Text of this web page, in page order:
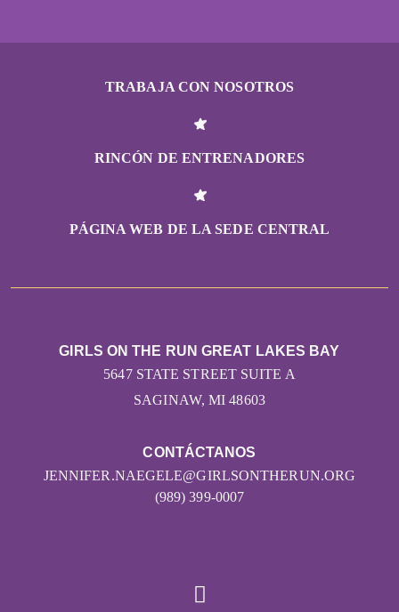
TRABAJA CON NOSOTROS
RINCÓN DE ENTRENADORES
PÁGINA WEB DE LA SEDE CENTRAL
CONTÁCTANOS
JENNIFER.NAEGELE@GIRLSONTHERUN.ORG
(989) 399-0007
GIRLS ON THE RUN GREAT LAKES BAY
5647 STATE STREET SUITE A
SAGINAW, MI 48603